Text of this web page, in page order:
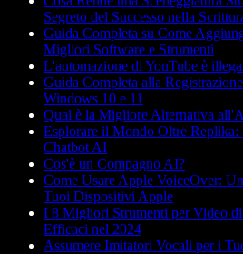
Segreto del Successo nella
Guida Completa su Come
Migliori Software e Strumenti
L'automazione di YouTube è
Guida Completa alla
Windows 10 e 11
Qual è la Migliore Alternativa
Esplorare il Mondo Oltre
Chatbot AI
Cos'è un Compagno AI?
Come Usare Apple VoiceOver:
Tuoi Dispositivi Apple
I 8 Migliori Strumenti per Video
Efficaci nel 2024
Assumere Imitatori Vocali per i